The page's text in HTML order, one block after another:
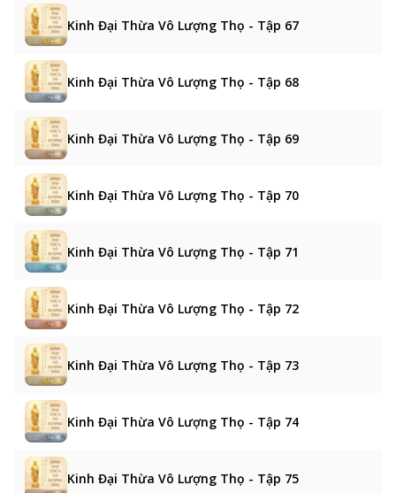
Kinh Đại Thừa Vô Lượng Thọ - Tập 67
Kinh Đại Thừa Vô Lượng Thọ - Tập 68
Kinh Đại Thừa Vô Lượng Thọ - Tập 69
Kinh Đại Thừa Vô Lượng Thọ - Tập 70
Kinh Đại Thừa Vô Lượng Thọ - Tập 71
Kinh Đại Thừa Vô Lượng Thọ - Tập 72
Kinh Đại Thừa Vô Lượng Thọ - Tập 73
Kinh Đại Thừa Vô Lượng Thọ - Tập 74
Kinh Đại Thừa Vô Lượng Thọ - Tập 75